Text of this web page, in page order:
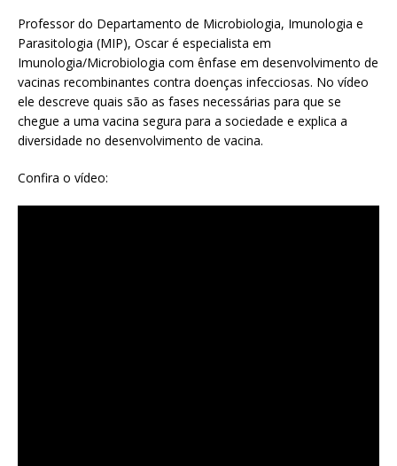
Professor do Departamento de Microbiologia, Imunologia e
Parasitologia (MIP), Oscar é especialista em
Imunologia/Microbiologia com ênfase em desenvolvimento de
vacinas recombinantes contra doenças infecciosas. No vídeo
ele descreve quais são as fases necessárias para que se
chegue a uma vacina segura para a sociedade e explica a
diversidade no desenvolvimento de vacina.
Confira o vídeo: